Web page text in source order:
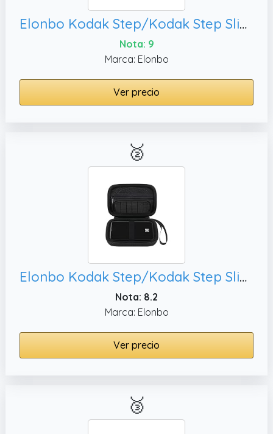
Elonbo Kodak Step/Kodak Step Slim Maleta de Mini Impresora de Color para Fotos instantáneas móviles inalámbricas, Bolsa de Viaje para impresoras de imágenes portátiles. Gris
Nota: 9
Marca: Elonbo
Ver precio
🥈
Elonbo Kodak Step/Kodak Step Slim Maleta de Mini Impresora de Color para Fotos instantáneas móviles inalámbricas, Bolsa de Viaje para impresoras de imágenes portátiles. Negro
Nota: 8.2
Marca: Elonbo
Ver precio
🥉